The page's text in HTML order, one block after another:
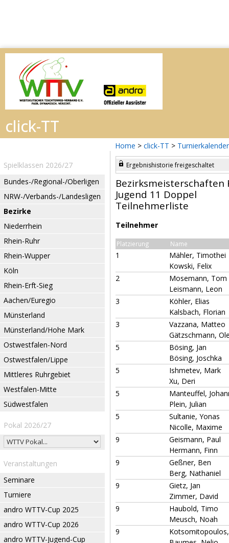
Home > click-TT > Turnierkalender
Spielklassen 2026/27
Bundes-/Regional-/Oberligen
NRW-/Verbands-/Landesligen
Bezirke
Niederrhein
Rhein-Ruhr
Rhein-Wupper
Köln
Rhein-Erft-Sieg
Aachen/Euregio
Münsterland
Münsterland/Hohe Mark
Ostwestfalen-Nord
Ostwestfalen/Lippe
Mittleres Ruhrgebiet
Westfalen-Mitte
Südwestfalen
Pokal 2026/27
Veranstaltungen
Seminare
Turniere
andro WTTV-Cup 2025
andro WTTV-Cup 2026
andro WTTV-Jugend-Cup
Ergebnishistorie freigeschaltet
Bezirksmeisterschaften
Jugend 11 Doppel
Teilnehmerliste
Teilnehmer
Platzierung Name
1
Mähler, Timothei
Kowski, Felix
2
Mosemann, Tom
Leismann, Leon
3
Köhler, Elias
Kalsbach, Florian
3
Vazzana, Matteo
Gätzschmann,
5
Bösing, Jan
Bösing, Joschka
5
Ishmetev, Mark
Xu, Deri
5
Manteuffel,
Plein, Julian
5
Sultanie, Yonas
Nicolle, Maxime
9
Geismann, Paul
Hermann, Finn
9
Geßner, Ben
Berg, Nathaniel
9
Gietz, Jan
Zimmer, David
9
Haubold, Timo
Meusch, Noah
9